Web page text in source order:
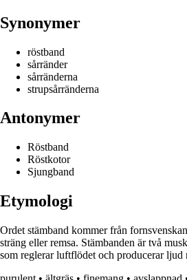
Synonymer
röstband
sårränder
sårränderna
strupsårränderna
Antonymer
Röstband
Röstkotor
Sjungband
Etymologi
Ordet stämband kommer från
sträng eller remsa. Stämbanden är två
som reglerar luftflödet och producerar ljud